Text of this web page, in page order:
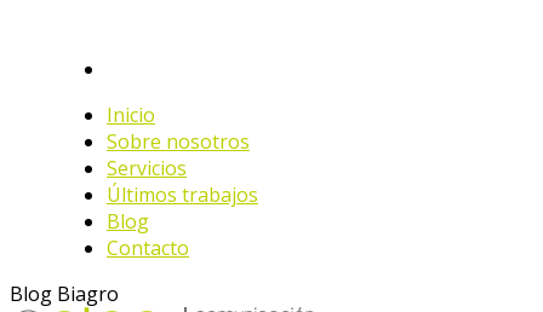
Inicio
Sobre nosotros
Servicios
Últimos trabajos
Blog
Contacto
Blog Biagro